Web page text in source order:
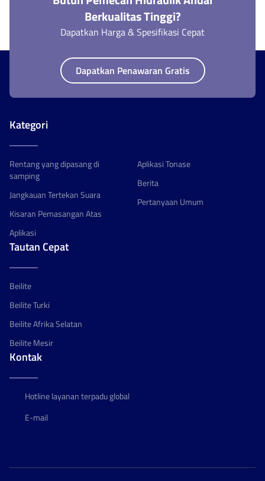
Berkualitas Tinggi?
Dapatkan Harga & Spesifikasi Cepat
Dapatkan Penawaran Gratis
Kategori
Rentang yang dipasang di
samping
Jangkauan Tertekan Suara
Kisaran Pemasangan Atas
Aplikasi
Aplikasi Tonase
Berita
Pertanyaan Umum
Tautan Cepat
Beilite
Beilite Turki
Beilite Afrika Selatan
Beilite Mesir
Kontak
Hotline layanan terpadu global
E-mail